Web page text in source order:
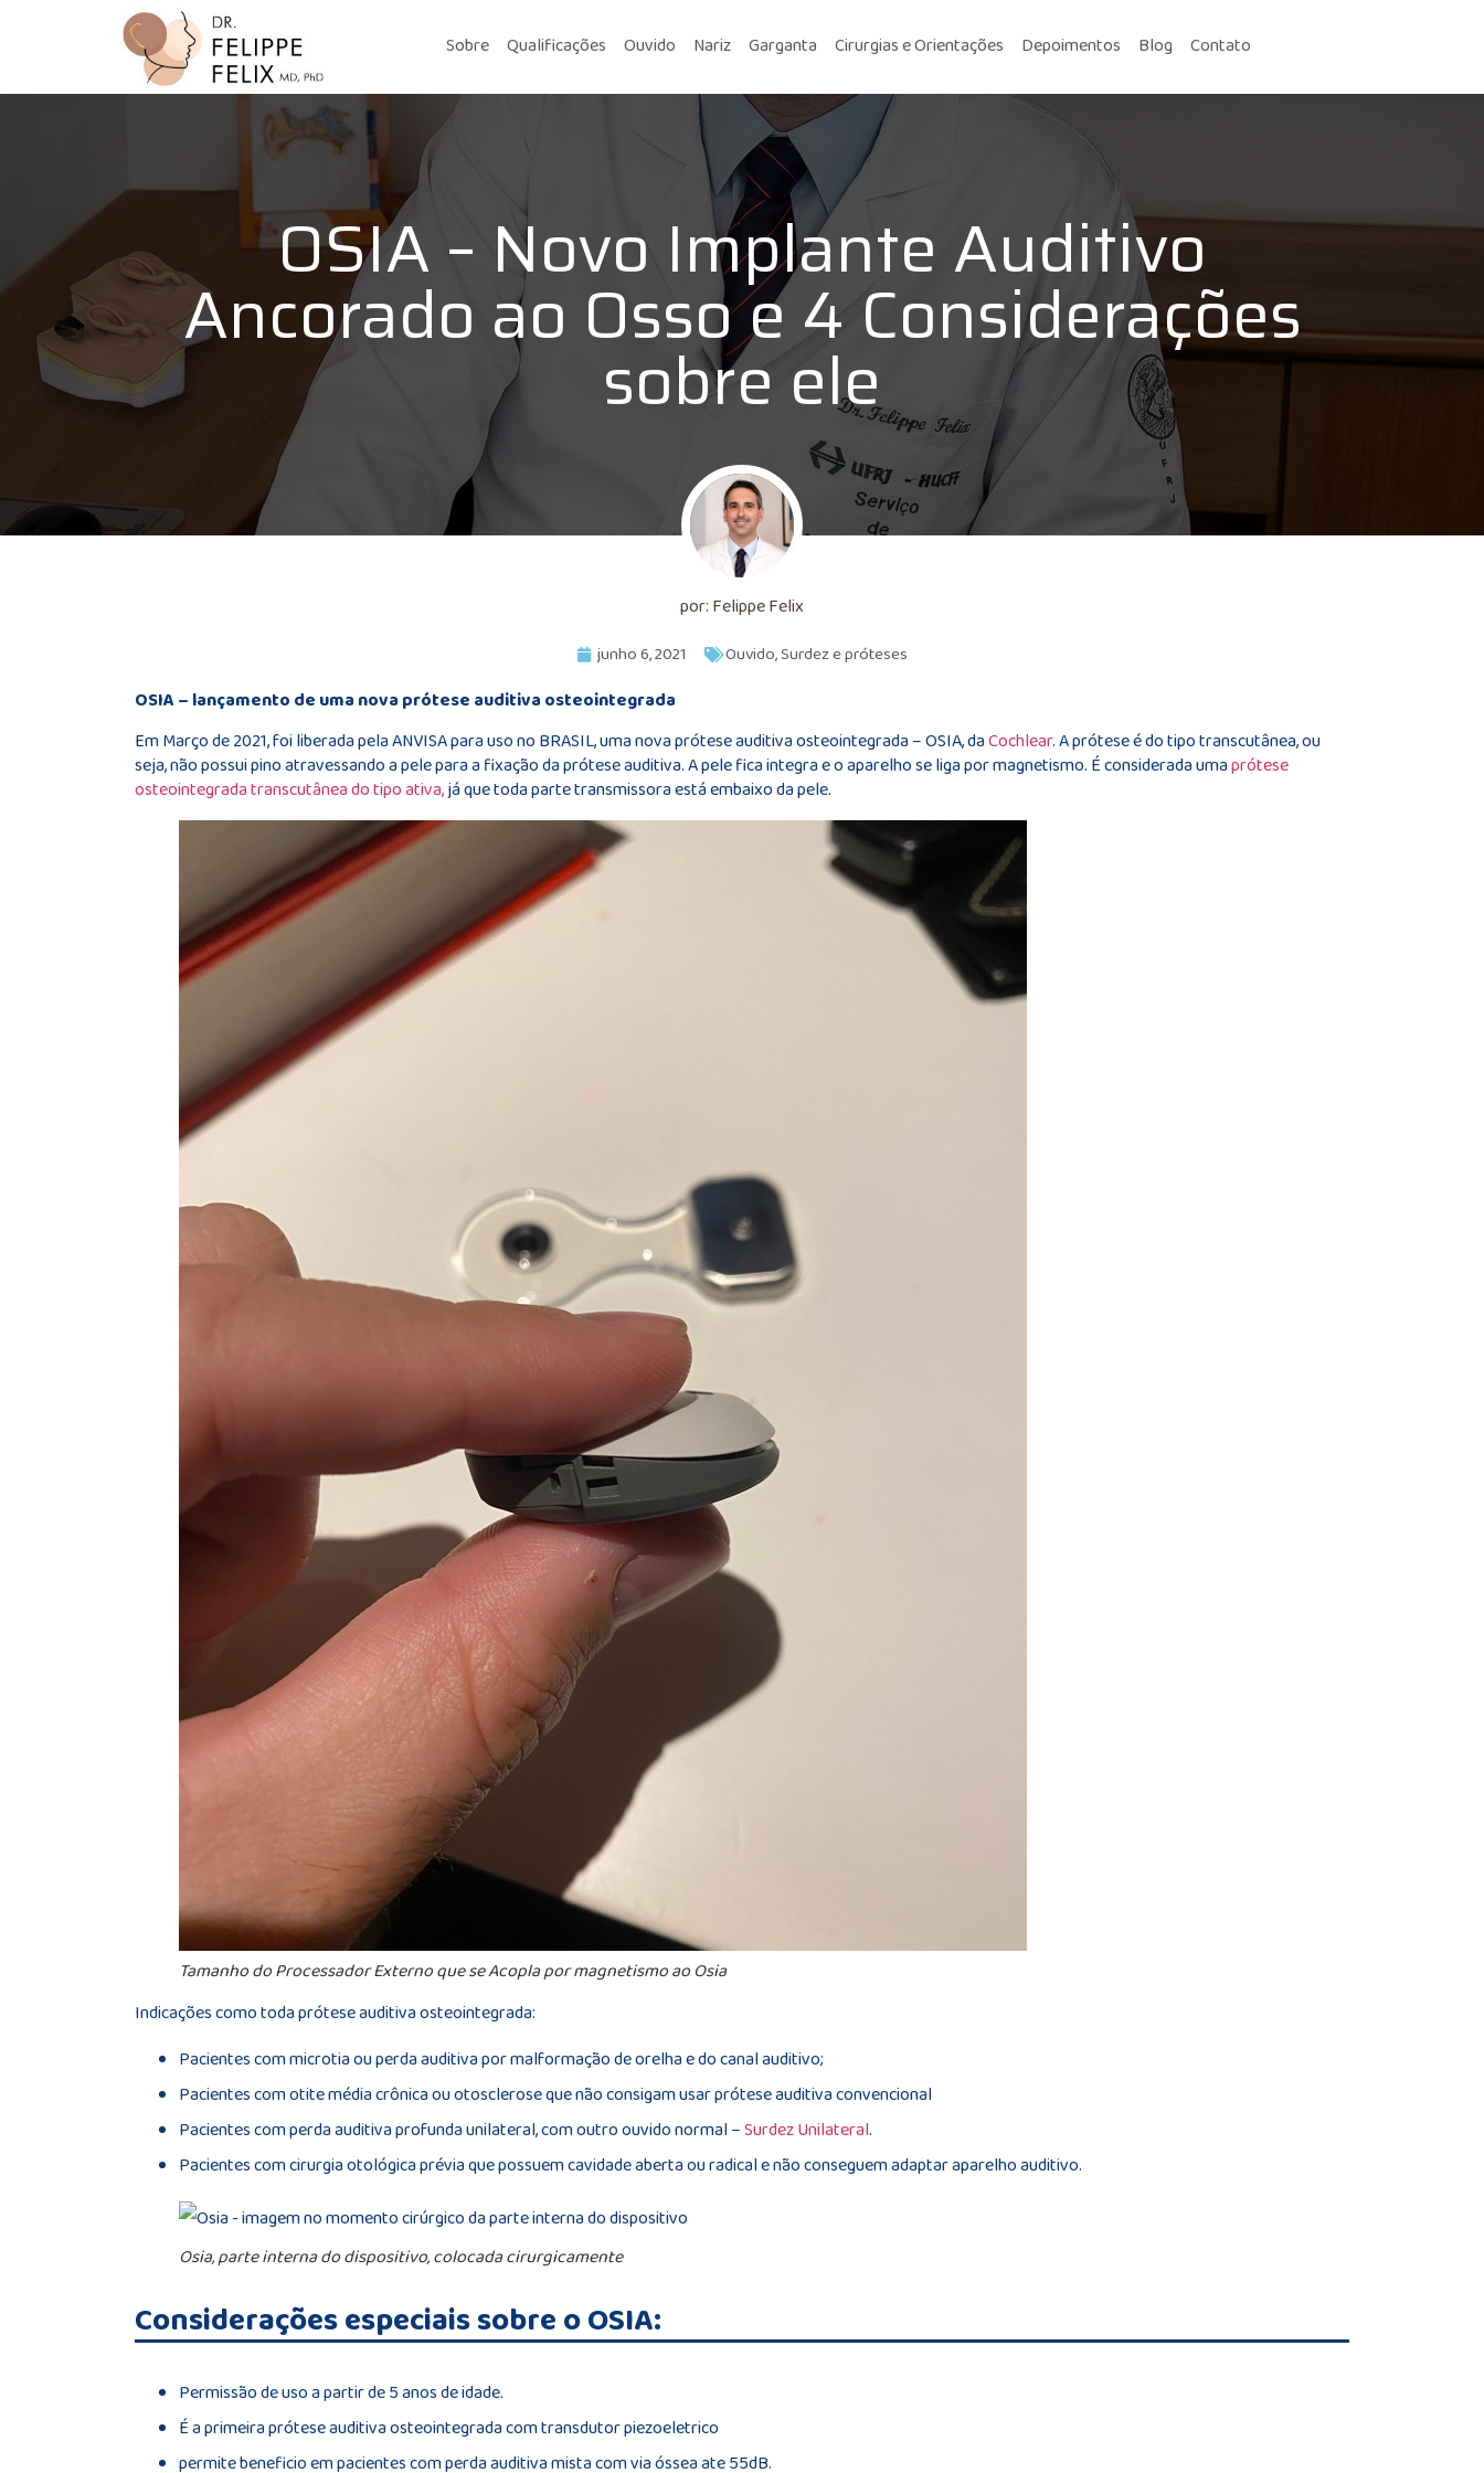
Sobre Qualificações Ouvido Nariz Garganta Cirurgias e Orientações Depoimentos Blog Contato
OSIA – Novo Implante Auditivo
Ancorado ao Osso e 4 Considerações
sobre ele
por: Felippe Felix
junho 6, 2021 Ouvido,Surdez e próteses
OSIA – lançamento de uma nova prótese auditiva osteointegrada
Em Março de 2021, foi liberada pela ANVISA para uso no BRASIL, uma nova prótese auditiva osteointegrada – OSIA, daCochlear. A prótese é do tipo transcutânea, ou
seja, não possui pino atravessando a pele para a fixação da prótese auditiva. A pele fica integra e o aparelho se liga por magnetismo. É considerada umaprótese
osteointegrada transcutânea do tipo ativa,já que toda parte transmissora está embaixo da pele.
Tamanho do Processador Externo que se Acopla por magnetismo ao Osia
Indicações como toda prótese auditiva osteointegrada:
Pacientes com microtia ou perda auditiva por malformação de orelha e do canal auditivo;
Pacientes com otite média crônica ou otosclerose que não consigam usar prótese auditiva convencional
Pacientes com perda auditiva profunda unilateral, com outro ouvido normal –Surdez Unilateral.
Pacientes com cirurgia otológica prévia que possuem cavidade aberta ou radical e não conseguem adaptar aparelho auditivo.
Osia, parte interna do dispositivo, colocada cirurgicamente
Considerações especiais sobre o OSIA:
Permissão de uso a partir de 5 anos de idade.
É a primeira prótese auditiva osteointegrada com transdutor piezoeletrico
permite beneficio em pacientes com perda auditiva mista com via óssea ate 55dB.